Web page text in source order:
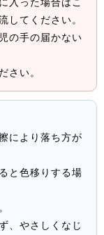
してください。
の手の届かない
さい。
により落ち方が
と色移りする場
、やさしくなじ